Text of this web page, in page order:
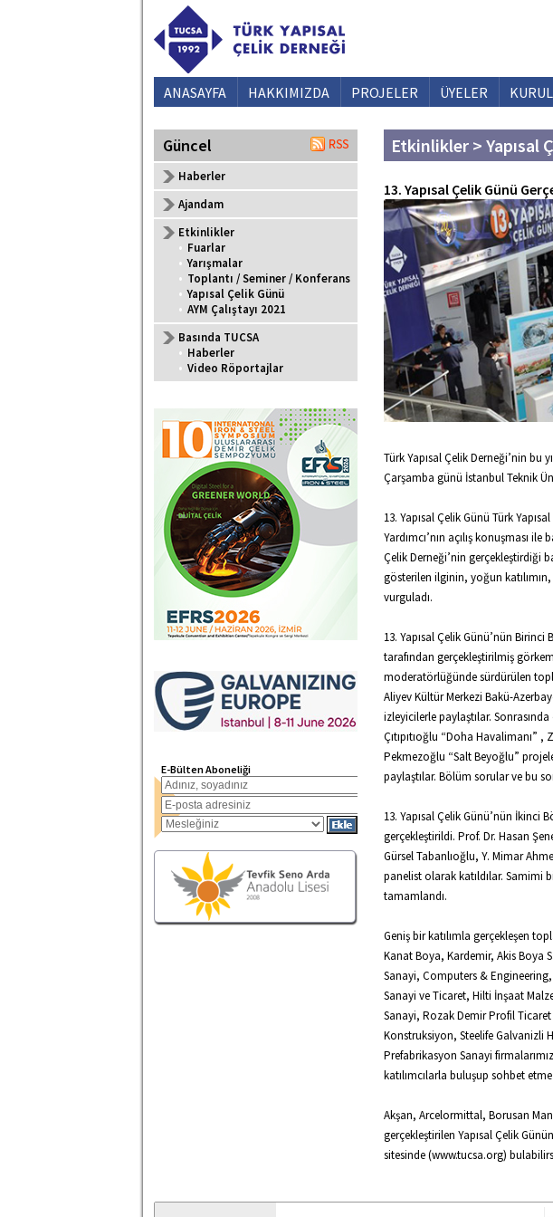
ANASAYFA HAKKIMIZDA PROJELER ÜYELER
Güncel
Haberler
Ajandam
Etkinlikler
• Fuarlar
• Yarışmalar
• Toplantı / Seminer / Konferans
• Yapısal Çelik Günü
• AYM Çalıştayı 2021
Basında TUCSA
• Haberler
• Video Röportajlar
E-Bülten Aboneliği
Etkinlikler > Yapısal
13. Yapısal Çelik Günü
Türk Yapısal Çelik Derneği’nin bu
Çarşamba günü İstanbul Teknik
13. Yapısal Çelik Günü Türk
Yardımcı’nın açılış konuşması ile
Çelik Derneği’nin gerçekleştirdiği
gösterilen ilginin, yoğun
vurguladı.
13. Yapısal Çelik Günü’nün
tarafından gerçekleştirilmiş
moderatörlüğünde sürdürülen
Aliyev Kültür Merkezi Bakü-
izleyicilerle paylaştılar.
Çıtıpıtıoğlu “Doha Havalimanı”
Pekmezoğlu “Salt Beyoğlu”
paylaştılar. Bölüm sorular ve bu
13. Yapısal Çelik Günü’nün İkinci
gerçekleştirildi. Prof. Dr. Hasan
Gürsel Tabanlıoğlu, Y. Mimar
panelist olarak katıldılar. Samimi
tamamlandı.
Geniş bir katılımla gerçekleşen
Kanat Boya, Kardemir, Akis Boya
Sanayi, Computers &
Sanayi ve Ticaret, Hilti İnşaat
Sanayi, Rozak Demir Profil Ticaret
Konstruksiyon, Steelife Galvanizli
Prefabrikasyon Sanayi
katılımcılarla buluşup sohbet
Akşan, Arcelormittal, Borusan
gerçekleştirilen Yapısal Çelik
sitesinde (www.tucsa.org)